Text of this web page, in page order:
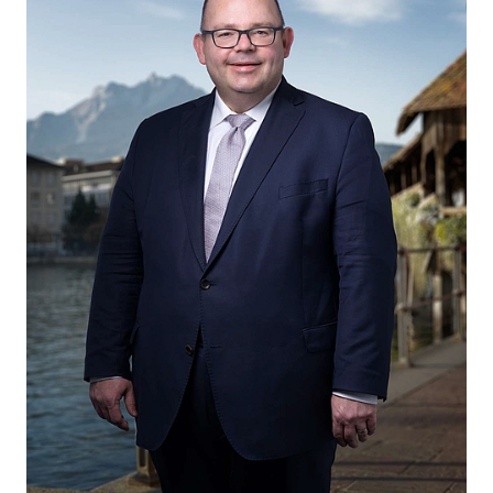
Vorlesungsverzeichnis
Bibliothek
Sportangebot
Menuplan Mensa
Anmeldung und Zulassung